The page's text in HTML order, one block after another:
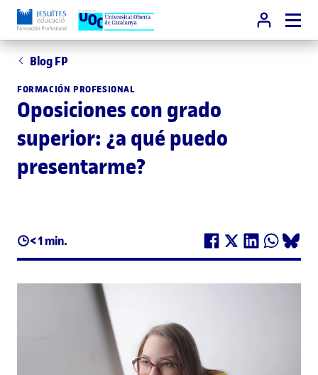
Blog FP
FORMACIÓN PROFESIONAL
Oposiciones con grado
superior: ¿a qué puedo
presentarme?
< 1 min.